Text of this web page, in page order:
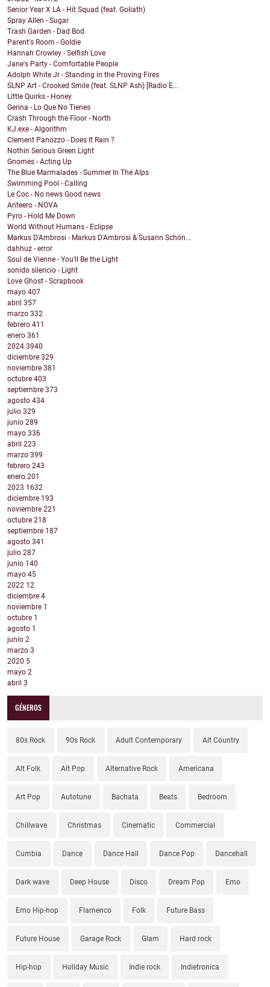
Senior Year X LA - Hit Squad (feat. Goliath)
Spray Allen - Sugar
Trash Garden - Dad Bod
Parent's Room - Goldie
Hannah Crowley - Selfish Love
Jane's Party - Comfortable People
Adolph White Jr - Standing in the Proving Fires
SLNP Art - Crooked Smile (feat. SLNP Ash) [Radio E...
Little Quirks - Honey
Gerina - Lo Que No Tienes
Crash Through the Floor - North
KJ.exe - Algorithm
Clement Panozzo - Does It Rain ?
Nothin Serious Green Light
Gnomes - Acting Up
The Blue Marmalades - Summer In The Alps
Swimming Pool - Calling
Le Coc - No news Good news
Anteero - NOVA
Pyro - Hold Me Down
World Without Humans - Eclipse
Markus D'Ambrosi - Markus D'Ambrosi & Susann Schön...
dahhuz - error
Soul de Vienne - You'll Be the Light
sonido silencio - Light
Love Ghost - Scrapbook
mayo 407
abril 357
marzo 332
febrero 411
enero 361
2024 3940
diciembre 329
noviembre 381
octubre 403
septiembre 373
agosto 434
julio 329
junio 289
mayo 336
abril 223
marzo 399
febrero 243
enero 201
2023 1632
diciembre 193
noviembre 221
octubre 218
septiembre 187
agosto 341
julio 287
junio 140
mayo 45
2022 12
diciembre 4
noviembre 1
octubre 1
agosto 1
junio 2
marzo 3
2020 5
mayo 2
abril 3
GÉNEROS
80s Rock 90s Rock Adult Contemporary Alt Country
Alt Folk Alt Pop Alternative Rock Americana
Art Pop Autotune Bachata Beats Bedroom
Chillwave Christmas Cinematic Commercial
Cumbia Dance Dance Hall Dance Pop Dancehall
Dark wave Deep House Disco Dream Pop Emo
Emo Hip-hop Flamenco Folk Future Bass
Future House Garage Rock Glam Hard rock
Hip-hop Holiday Music Indie rock Indietronica